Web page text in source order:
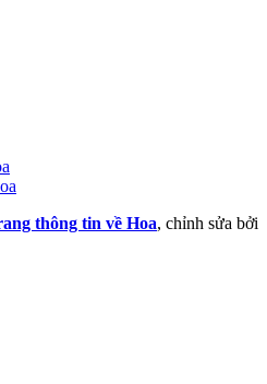
thông tin về Hoa, chỉnh sửa bởi